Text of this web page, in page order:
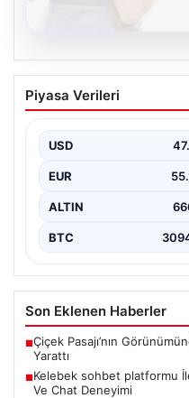
Kelebek sohbet
İletişimin Güvenli
İnternet çağında
birçok…
Piyasa Verileri
USD
EUR
ALTIN
BTC
Son Eklenen Haberler
■Çiçek Pasajı’nın
Yarattı
■Kelebek sohbet platformu
Ve Chat Deneyimi